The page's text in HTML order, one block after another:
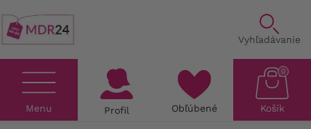
Vyhľadávanie
Menu Profil Obľúbené Košík
0